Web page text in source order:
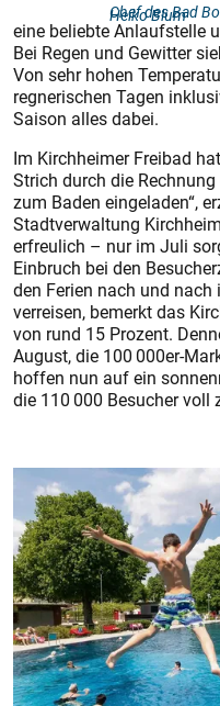
Heiko Blum
Chef des Bad
eine beliebte Anlaufstelle
Bei Regen und Gewitter
Von sehr hohen
regnerischen Tagen
Saison alles dabei.
Im Kirchheimer Freibad
Strich durch die
zum Baden eingeladen“,
Stadtverwaltung
erfreulich – nur im Juli
Einbruch bei den
den Ferien nach und
verreisen, bemerkt das
von rund 15 Prozent.
August, die 100 000er-
hoffen nun auf ein
die 110 000 Besucher voll